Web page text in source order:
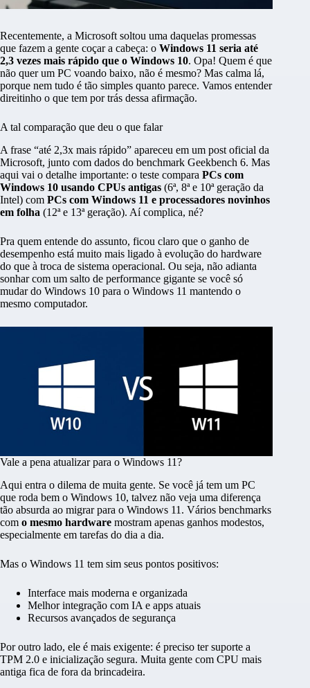
Recentemente, a Microsoft soltou uma daquelas promessas
que fazem a gente coçar a cabeça: o Windows 11 seria até
2,3 vezes mais rápido que o Windows 10. Opa! Quem é que
não quer um PC voando baixo, não é mesmo? Mas calma lá,
porque nem tudo é tão simples quanto parece. Vamos entender
direitinho o que tem por trás dessa afirmação.
A tal comparação que deu o que falar
A frase “até 2,3x mais rápido” apareceu em um post oficial da
Microsoft, junto com dados do benchmark Geekbench 6. Mas
aqui vai o detalhe importante: o teste compara PCs com
Windows 10 usando CPUs antigas (6ª, 8ª e 10ª geração da
Intel) com PCs com Windows 11 e processadores novinhos
em folha (12ª e 13ª geração). Aí complica, né?
Pra quem entende do assunto, ficou claro que o ganho de
desempenho está muito mais ligado à evolução do hardware
do que à troca de sistema operacional. Ou seja, não adianta
sonhar com um salto de performance gigante se você só
mudar do Windows 10 para o Windows 11 mantendo o
mesmo computador.
Vale a pena atualizar para o Windows 11?
Aqui entra o dilema de muita gente. Se você já tem um PC
que roda bem o Windows 10, talvez não veja uma diferença
tão absurda ao migrar para o Windows 11. Vários benchmarks
com o mesmo hardware mostram apenas ganhos modestos,
especialmente em tarefas do dia a dia.
Mas o Windows 11 tem sim seus pontos positivos:
Interface mais moderna e organizada
Melhor integração com IA e apps atuais
Recursos avançados de segurança
Por outro lado, ele é mais exigente: é preciso ter suporte a
TPM 2.0 e inicialização segura. Muita gente com CPU mais
antiga fica de fora da brincadeira.